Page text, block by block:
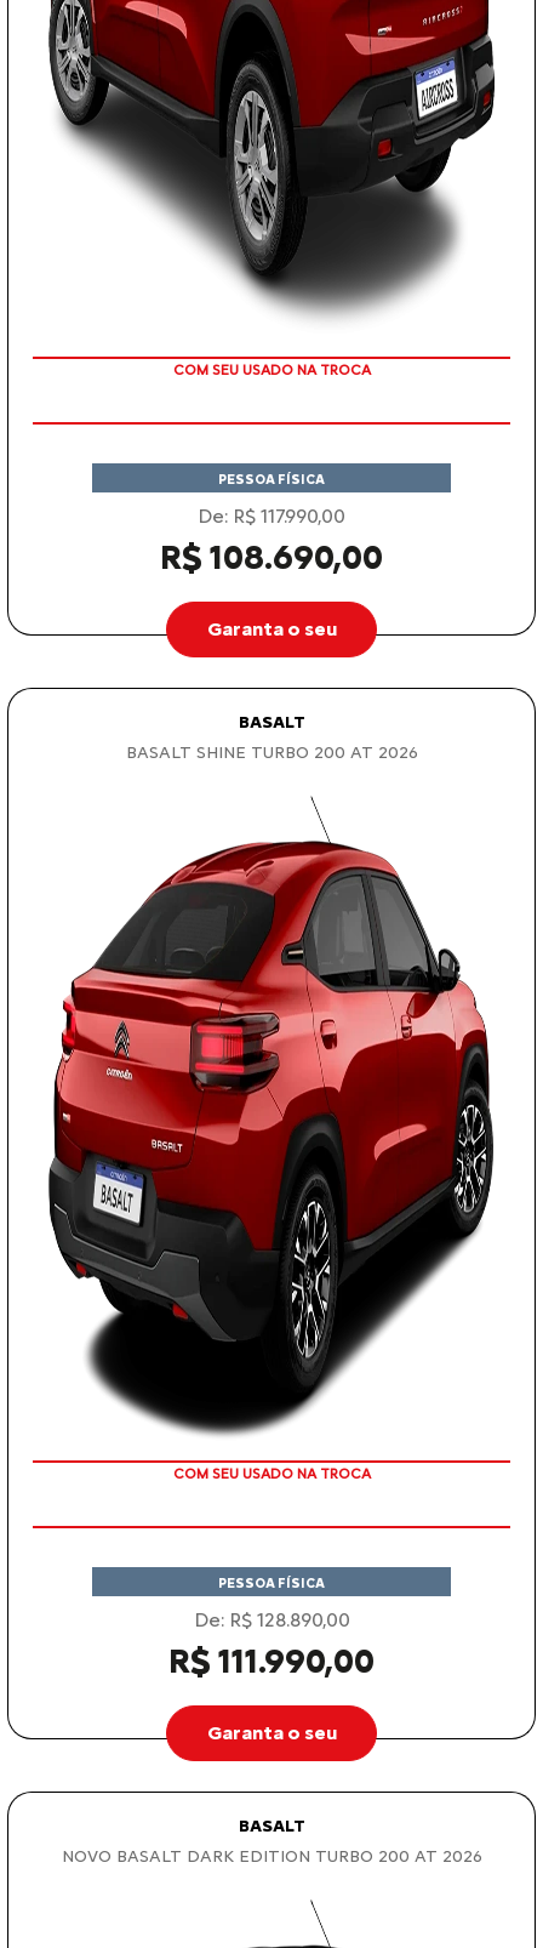
TAXA ZERO EM 12X
PESSOA FÍSICA
De: R$ 117.990,00
R$ 108.690,00
Garanta o seu
BASALT
BASALT SHINE TURBO 200 AT 2026
TAXA ZERO
PESSOA FÍSICA
De: R$ 128.890,00
R$ 111.990,00
Garanta o seu
BASALT
NOVO BASALT DARK EDITION TURBO 200 AT 2026